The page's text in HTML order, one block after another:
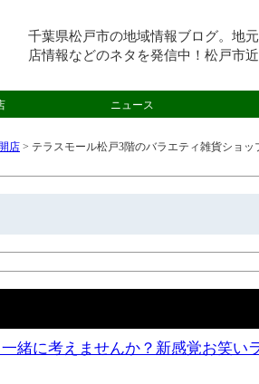
千葉県松戸市の地域情報ブログ。地
店情報などのネタを発信中！松戸市
ニュース
店 > テラスモール松戸3階のバラエティ雑貨ショ
緒に考えませんか？新感覚お笑い